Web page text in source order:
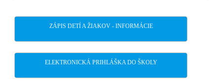
ZÁPIS DETÍ A ŽIAKOV - INFORMÁCIE
ELEKTRONICKÁ PRIHLÁŠKA DO ŠKOLY